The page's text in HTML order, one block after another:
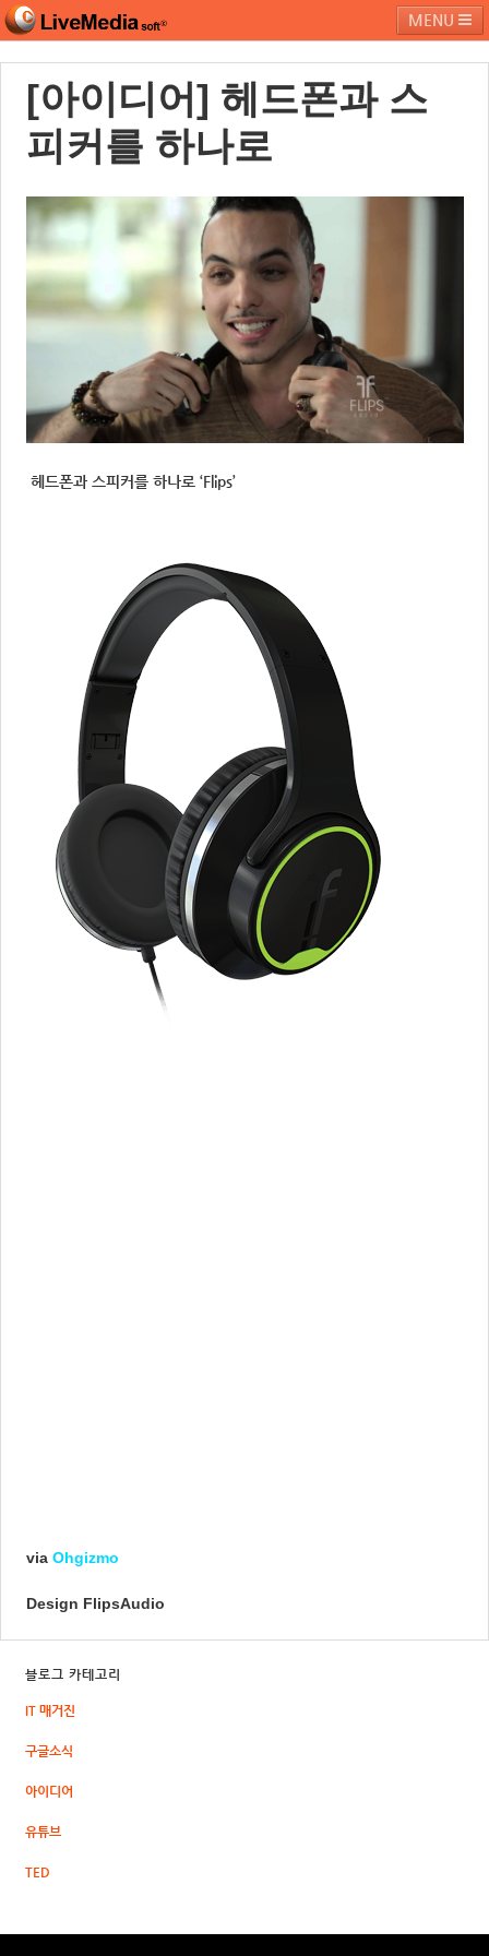
MENU
라이브미디어소프트 제품 및 서비스 블로그 커뮤니티
페밀리 사이트
[아이디어] 헤드폰과 스
피커를 하나로
헤드폰과 스피커를 하나로 ‘Flips’
via Ohgizmo
Design FlipsAudio
블로그 카테고리
IT 매거진
구글소식
아이디어
유튜브
TED